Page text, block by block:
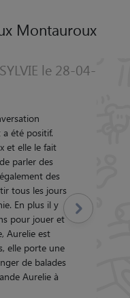
Montauroux
le 28-04-
été positif.
et elle le fait
parler des
des
tous les jours
En plus il y
pour jouer et
Aurelie est
elle porte une
de balades
Aurelie à
Suivant